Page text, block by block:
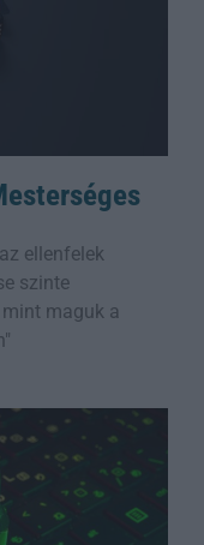
ellenfelek
szinte
maguk a